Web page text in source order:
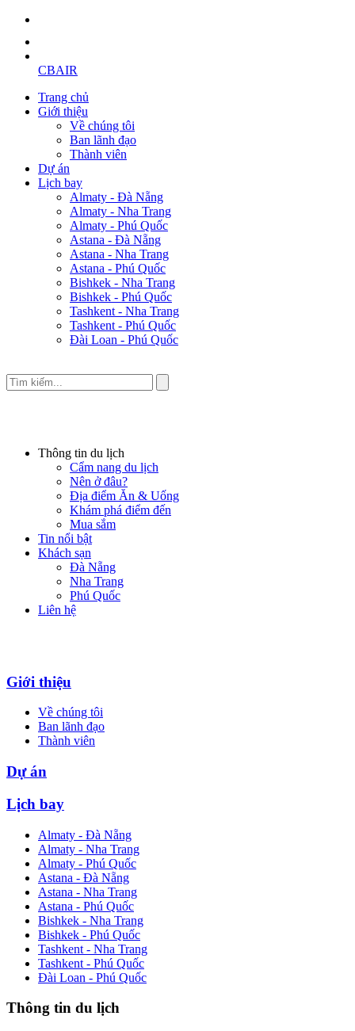
CBAIR
Trang chủ
Giới thiệu
Về chúng tôi
Ban lãnh đạo
Thành viên
Dự án
Lịch bay
Almaty - Đà Nẵng
Almaty - Nha Trang
Almaty - Phú Quốc
Astana - Đà Nẵng
Astana - Nha Trang
Astana - Phú Quốc
Bishkek - Nha Trang
Bishkek - Phú Quốc
Tashkent - Nha Trang
Tashkent - Phú Quốc
Đài Loan - Phú Quốc
Thông tin du lịch
Cẩm nang du lịch
Nên ở đâu?
Địa điểm Ăn & Uống
Khám phá điểm đến
Mua sắm
Tin nổi bật
Khách sạn
Đà Nẵng
Nha Trang
Phú Quốc
Liên hệ
Giới thiệu
Về chúng tôi
Ban lãnh đạo
Thành viên
Dự án
Lịch bay
Almaty - Đà Nẵng
Almaty - Nha Trang
Almaty - Phú Quốc
Astana - Đà Nẵng
Astana - Nha Trang
Astana - Phú Quốc
Bishkek - Nha Trang
Bishkek - Phú Quốc
Tashkent - Nha Trang
Tashkent - Phú Quốc
Đài Loan - Phú Quốc
Thông tin du lịch